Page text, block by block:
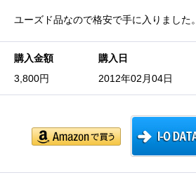
ユーズド品なので格安で手に入りました。
購入金額
3,800円
購入日
2012年02月04日